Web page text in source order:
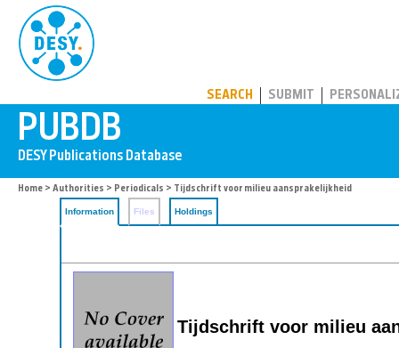
SEARCH SUBMIT
Home > Authorities > Periodicals > Tijdschrift voor milieu aansprakelijkheid
Information Files Holdings
Tijdschrift voor milieu